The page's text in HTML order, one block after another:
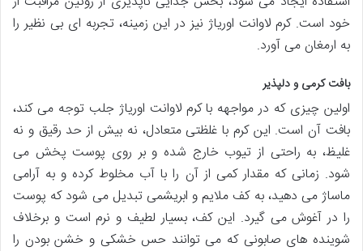
خود است. کرم لاوانت اوریاژ نیز در این زمینه، تجربه ای بی نظیر را
به ارمغان می آورد.
بافت کرمی و دلپذیر
اولین چیزی که در مواجهه با کرم لاوانت اوریاژ جلب توجه می کند،
بافت آن است. این کرم با غلظتی متعادل، نه بیش از حد رقیق و نه
غلیظ، به راحتی از تیوب خارج شده و بر روی پوست پخش می
شود. زمانی که مقدار کمی از آن را با آب مخلوط کرده و به آرامی
ماساژ می دهید، به کف ملایم و ابریشمی تبدیل می شود که پوست
را در آغوش می گیرد. این کف، بسیار لطیف و نرم است و برخلاف
شوینده های صابونی که می توانند حس خشکی و خشن بودن را